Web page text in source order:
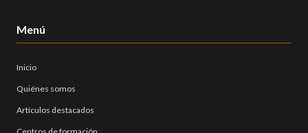
Menú
Inicio
Quiénes somos
Artículos destacados